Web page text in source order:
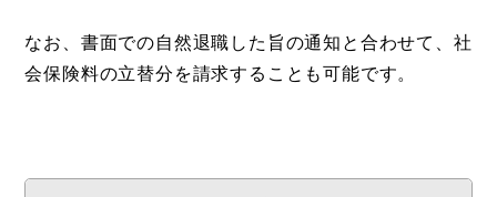
なお、書面での自然退職した旨の通知と合わせて、社
会保険料の立替分を請求することも可能です。